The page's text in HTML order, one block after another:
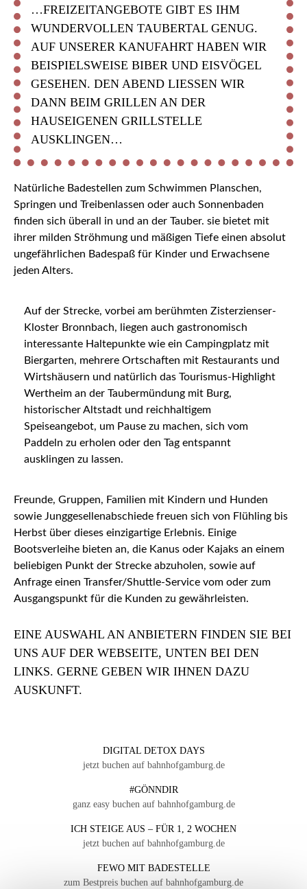
…FREIZEITANGEBOTE GIBT ES IHM
WUNDERVOLLEN TAUBERTAL GENUG.
AUF UNSERER KANUFAHRT HABEN WIR
BEISPIELSWEISE BIBER UND EISVÖGEL
GESEHEN. DEN ABEND LIESSEN WIR D
ANN BEIM GRILLEN AN DER H
AUSEIGENEN GRILLSTELLE A
USKLINGEN…
Natürliche Badestellen zum Schwimmen Planschen,
Springen und Treibenlassen oder auch Sonnenbaden
finden sich überall in und an der Tauber. sie bietet mit
ihrer milden Ströhmung und mäßigen Tiefe einen absolut
ungefährlichen Badespaß für Kinder und Erwachsene
jeden Alters.
Auf der Strecke, vorbei am berühmten Zisterzienser-
Kloster Bronnbach, liegen auch gastronomisch
interessante Haltepunkte wie ein Campingplatz mit
Biergarten, mehrere Ortschaften mit Restaurants und
Wirtshäusern und natürlich das Tourismus-Highlight
Wertheim an der Taubermündung mit Burg,
historischer Altstadt und reichhaltigem
Speiseangebot, um Pause zu machen, sich vom
Paddeln zu erholen oder den Tag entspannt
ausklingen zu lassen.
Freunde, Gruppen, Familien mit Kindern und Hunden
sowie Junggesellenabschiede freuen sich von Flühling bis
Herbst über dieses einzigartige Erlebnis. Einige
Bootsverleihe bieten an, die Kanus oder Kajaks an einem
beliebigen Punkt der Strecke abzuholen, sowie auf
Anfrage einen Transfer/Shuttle-Service vom oder zum
Ausgangspunkt für die Kunden zu gewährleisten.
EINE AUSWAHL AN ANBIETERN FINDEN SIE BEI
UNS AUF DER WEBSEITE, UNTEN BEI DEN
LINKS. GERNE GEBEN WIR IHNEN DAZU
AUSKUNFT.
DIGITAL DETOX DAYS
jetzt buchen auf bahnhofgamburg.de
#GÖNNDIR
ganz easy buchen auf bahnhofgamburg.de
ICH STEIGE AUS – FÜR 1, 2 WOCHEN
jetzt buchen auf bahnhofgamburg.de
FEWO MIT BADESTELLE
zum Bestpreis buchen auf bahnhofgamburg.de